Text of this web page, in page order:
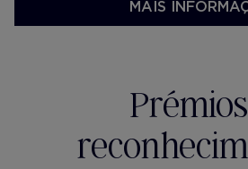
MAIS